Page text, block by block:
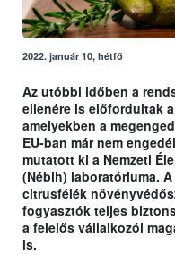
2022. január 10, hétfő
Az utóbbi időben a
ellenére is előfordultak
amelyekben a
EU-ban már nem
mutatott ki a Nemzeti
(Nébih) laboratóriuma.
citrusfélék
fogyasztók teljes
a felelős vállalkozói
is.